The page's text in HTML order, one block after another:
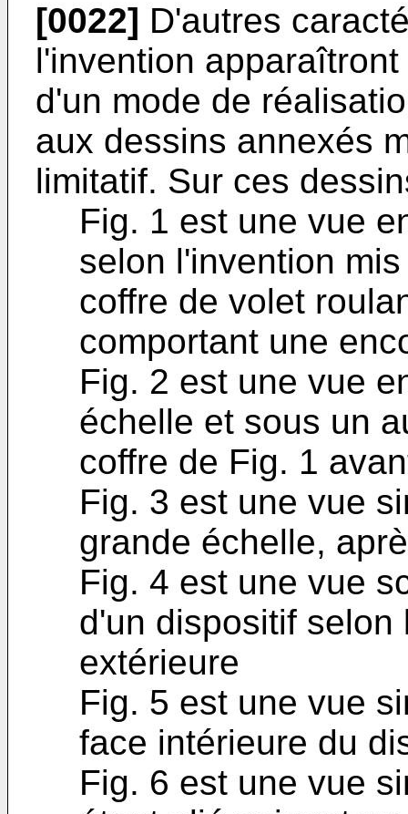
[0022] D'autres
l'invention
d'un mode de
aux dessins annexés
limitatif. Sur ces
Fig. 1 est une vue
selon l'invention
coffre de volet
comportant une
Fig. 2 est une vue
échelle et sous un
coffre de Fig. 1
Fig. 3 est une vue
grande échelle,
Fig. 4 est une vue
d'un dispositif
extérieure
Fig. 5 est une vue
face intérieure du
Fig. 6 est une vue